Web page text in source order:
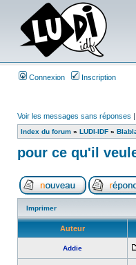
Connexion Inscription
Voir les messages sans réponses |
Index du forum » LUDI-IDF »
pour ce qu'il
Imprimer
Auteur
Addie